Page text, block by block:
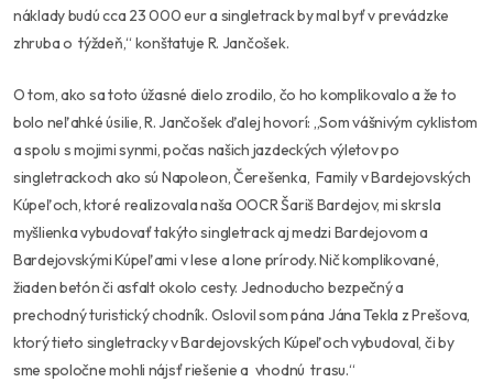
náklady budú cca 23 000 eur a singletrack by mal byť v prevádzke
zhruba o týždeň,“konštatuje R. Jančošek.
O tom, ako sa toto úžasné dielo zrodilo, čo ho komplikovalo a že to
bolo neľahké úsilie, R. Jančošek ďalej hovorí: ,,Som vášnivým cyklistom
a spolu s mojimi synmi, počas našich jazdeckých výletov po
singletrackoch ako sú Napoleon, Čerešenka, Family v Bardejovských
Kúpeľoch, ktoré realizovala naša OOCR Šariš Bardejov, mi skrsla
myšlienka vybudovať takýto singletrack aj medzi Bardejovom a
Bardejovskými Kúpeľami v lese a lone prírody. Nič komplikované,
žiaden betón či asfalt okolo cesty. Jednoducho bezpečný a
prechodný turistický chodník. Oslovil som pána Jána Tekla z Prešova,
ktorý tieto singletracky v Bardejovských Kúpeľoch vybudoval, či by
sme spoločne mohli nájsť riešenie a vhodnú trasu.“